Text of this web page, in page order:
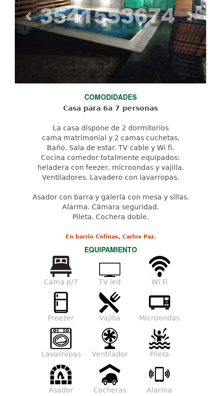
COMODIDADES
Casa para 6a 7 personas
La casa dispone de 2 dormitorios
cama matrimonial y 2 camas cuchetas,
Baño. Sala de estar. TV cable y Wi fi.
Cocina comedor totalmente equipados:
heladera con feezer, microondas y vajilla.
Ventiladores. Lavadero con lavarropas.
Asador con barra y galería con mesa y sillas.
Alarma. Cámara seguridad.
Pileta. Cochera doble.
En barrio Colinas, Carlos Paz.
EQUIPAMIENTO
Cama p/7 TV led Wi Fi
Freezer Vajilla Microondas
Lavarropas Ventilador Pileta
Asador Cocheras Alarma